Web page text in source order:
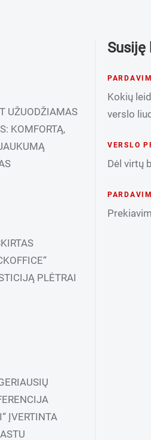
UŽUODŽIAMAS
KOMFORTĄ,
PLĖTRAI
ĮVERTINTA
Susiję
Kokių
verslo
VERSLO
Dėl virtų